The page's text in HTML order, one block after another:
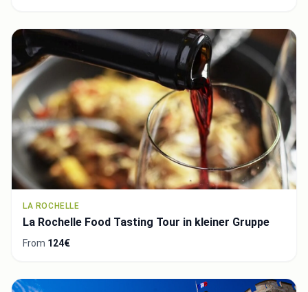
LA ROCHELLE
La Rochelle Food Tasting Tour in kleiner Gruppe
From 124€